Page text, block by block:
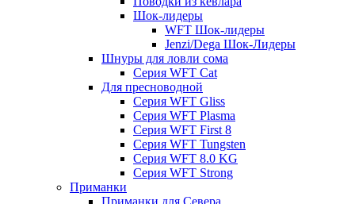
Шок-лидеры
WFT Шок-лидеры
Jenzi/Dega Шок-Лидеры
Шнуры для ловли сома
Серия WFT Cat
Для пресноводной
Серия WFT Gliss
Серия WFT Plasma
Серия WFT First 8
Серия WFT Tungsten
Серия WFT 8.0 KG
Серия WFT Strong
Приманки
Приманки для Севера